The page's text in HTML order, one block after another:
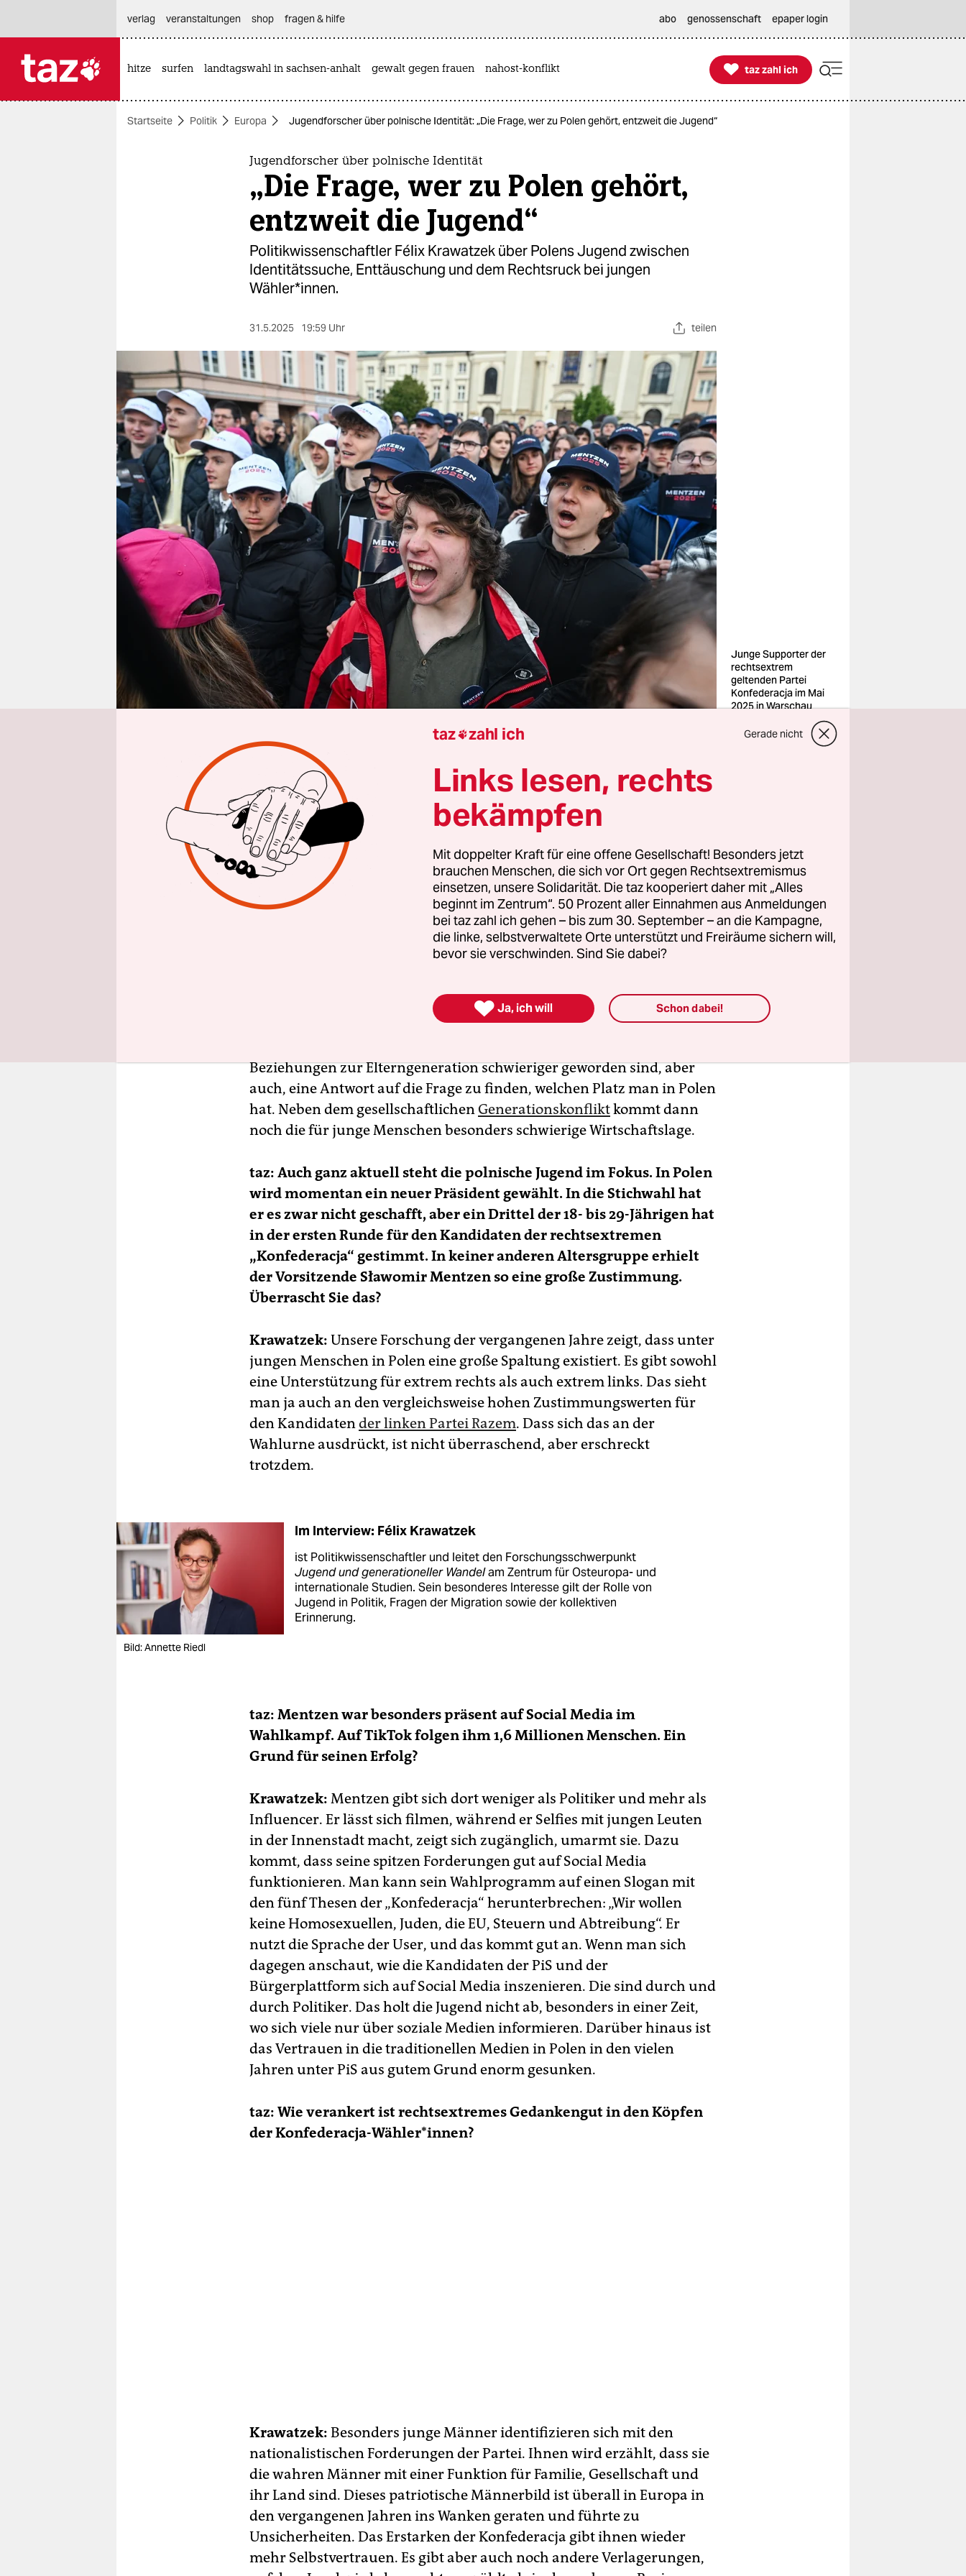
themen
nord
wahrheit
verlag
verlag
veranstaltungen
shop
fragen & hilfe
unterstützen
abo
genossenschaft
epaper login
verlag
veranstaltungen shop fragen & hilfe abo genossenschaft epaper login
hitze surfen landtagswahl in sachsen-anhalt gewalt gegen frauen nahost-konflikt 
taz zahl ich
taz zahl ich
Startseite Politik Europa Jugendforscher über polnische Identität: „Die Frage, wer zu Polen gehört, entzweit die Jugend“
Jugendforscher über polnische Identität
„Die Frage, wer zu Polen gehört,
entzweit die Jugend“
Politikwissenschaftler Félix Krawatzek über Polens Jugend zwischen
Identitätssuche, Enttäuschung und dem Rechtsruck bei jungen
Wähler*innen.
31.5.2025 19:59 Uhr teilen
Junge Supporter der
rechtsextrem
geltenden Partei
Konfederacja im Mai
2025 in Warschau
Marques/getty
Interview von Anastasia Zejneli
taz: Herr Krawatzek, Sie forschen zu dem Identitätsverständnis von
jungen Menschen in Polen
. Für viele sei es eine Herausforderung,
sich selbst in der polnischen Gesellschaft zu verorten. Warum
In den letzten zwei Jahrzehnten hat Polen einen
traditionellen Institutionen ist infrage gestellt – Kirche, Familie,
Geschlechterbeziehungen – und gleichzeitig bleiben diese Normen
Beziehungen zur Elterngeneration schwieriger geworden sind, aber
auch, eine Antwort auf die Frage zu finden, welchen Platz man in Polen
hat. Neben dem gesellschaftlichenGenerationskonfliktkommt dann
noch die für junge Menschen besonders schwierige Wirtschaftslage.
taz: Auch ganz aktuell steht die polnische Jugend im Fokus. In Polen
wird momentan ein neuer Präsident gewählt. In die Stichwahl hat
er es zwar nicht geschafft, aber ein Drittel der 18- bis 29-Jährigen hat
in der ersten Runde für den Kandidaten der rechtsextremen
„Konfederacja“ gestimmt. In keiner anderen Altersgruppe erhielt
der Vorsitzende Sławomir Mentzen so eine große Zustimmung.
Überrascht Sie das?
Krawatzek: Unsere Forschung der vergangenen Jahre zeigt, dass unter
jungen Menschen in Polen eine große Spaltung existiert. Es gibt sowohl
eine Unterstützung für extrem rechts als auch extrem links. Das sieht
man ja auch an den vergleichsweise hohen Zustimmungswerten für
den Kandidatender linken Partei Razem. Dass sich das an der
Wahlurne ausdrückt, ist nicht überraschend, aber erschreckt
trotzdem.
Bild: Annette Riedl
Im Interview: Félix Krawatzek
ist Politikwissenschaftler und leitet den Forschungsschwerpunkt
Jugend und generationeller Wandelam Zentrum für Osteuropa- und
internationale Studien. Sein besonderes Interesse gilt der Rolle von
Jugend in Politik, Fragen der Migration sowie der kollektiven
Erinnerung.
taz: Mentzen war besonders präsent auf Social Media im
Wahlkampf. Auf TikTok folgen ihm 1,6 Millionen Menschen. Ein
Grund für seinen Erfolg?
Krawatzek: Mentzen gibt sich dort weniger als Politiker und mehr als
Influencer. Er lässt sich filmen, während er Selfies mit jungen Leuten
in der Innenstadt macht, zeigt sich zugänglich, umarmt sie. Dazu
kommt, dass seine spitzen Forderungen gut auf Social Media
funktionieren. Man kann sein Wahlprogramm auf einen Slogan mit
den fünf Thesen der „Konfederacja“ herunterbrechen: „Wir wollen
keine Homosexuellen, Juden, die EU, Steuern und Abtreibung“. Er
nutzt die Sprache der User, und das kommt gut an. Wenn man sich
dagegen anschaut, wie die Kandidaten der PiS und der
Bürgerplattform sich auf Social Media inszenieren. Die sind durch und
durch Politiker. Das holt die Jugend nicht ab, besonders in einer Zeit,
wo sich viele nur über soziale Medien informieren. Darüber hinaus ist
das Vertrauen in die traditionellen Medien in Polen in den vielen
Jahren unter PiS aus gutem Grund enorm gesunken.
taz: Wie verankert ist rechtsextremes Gedankengut in den Köpfen
der Konfederacja-Wähler*innen?
Krawatzek: Besonders junge Männer identifizieren sich mit den
nationalistischen Forderungen der Partei. Ihnen wird erzählt, dass sie
die wahren Männer mit einer Funktion für Familie, Gesellschaft und
ihr Land sind. Dieses patriotische Männerbild ist überall in Europa in
den vergangenen Jahren ins Wanken geraten und führte zu
Unsicherheiten. Das Erstarken der Konfederacja gibt ihnen wieder
mehr Selbstvertrauen. Es gibt aber auch noch andere Verlagerungen,
taz zahl ich Gerade nicht
Links lesen, rechts
bekämpfen
Mit doppelter Kraft für eine offene Gesellschaft! Besonders jetzt
brauchen Menschen, die sich vor Ort gegen Rechtsextremismus
einsetzen, unsere Solidarität. Die taz kooperiert daher mit „Alles
beginnt im Zentrum“. 50 Prozent aller Einnahmen aus Anmeldungen
bei taz zahl ich gehen – bis zum 30. September – an die Kampagne,
die linke, selbstverwaltete Orte unterstützt und Freiräume sichern will,
bevor sie verschwinden. Sind Sie dabei?
 Ja, ich will Schon dabei!